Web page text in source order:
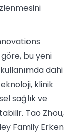
göre, bu yeni
dahi
klinik
sağlık ve
Tao Zhou,
Family Erken